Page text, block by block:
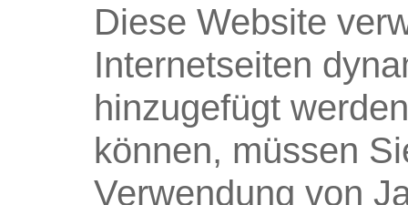
Diese Website
Internetseiten
hinzugefügt
können, müssen
Verwendung von